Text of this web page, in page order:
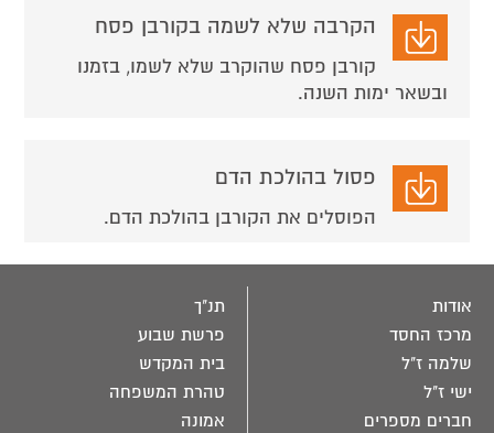
הקרבה שלא לשמה בקורבן פסח
קורבן פסח שהוקרב שלא לשמו, בזמנו
ובשאר ימות השנה.
פסול בהולכת הדם
הפוסלים את הקורבן בהולכת הדם.
אודות
מרכז החסד
שלמה ז"ל
ישי ז"ל
חברים מספרים
תנ"ך
פרשת שבוע
בית המקדש
טהרת המשפחה
אמונה